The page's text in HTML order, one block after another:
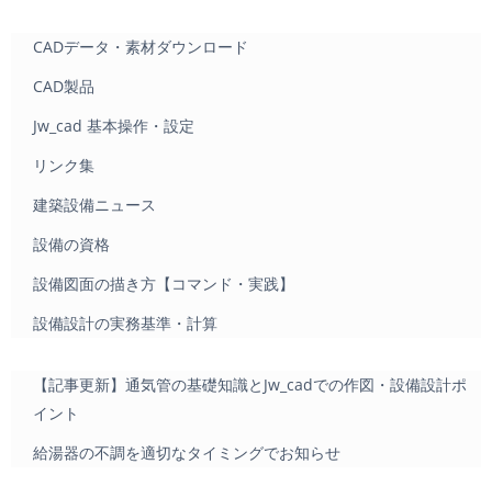
CADデータ・素材ダウンロード
CAD製品
Jw_cad 基本操作・設定
リンク集
建築設備ニュース
設備の資格
設備図面の描き方【コマンド・実践】
設備設計の実務基準・計算
【記事更新】通気管の基礎知識とJw_cadでの作図・設備設計ポ
イント
給湯器の不調を適切なタイミングでお知らせ